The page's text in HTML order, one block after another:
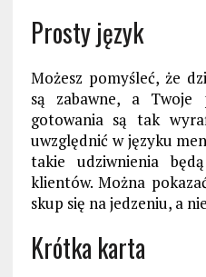
Prosty język
Możesz pomyśleć, że
są zabawne, a Twoje
gotowania są tak
uwzględnić w języku
takie udziwnienia
klientów. Można
skup się na jedzeniu, a
Krótka karta